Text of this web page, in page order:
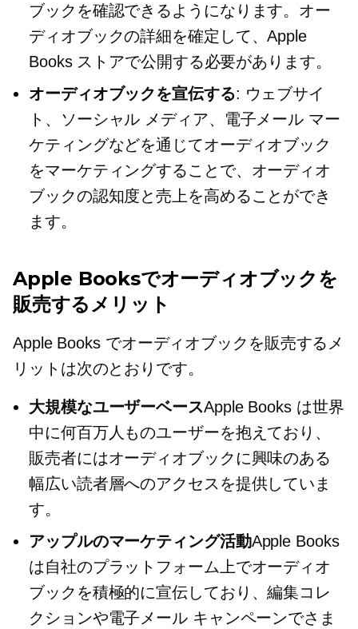
ブックを確認できるようになります。オー
ディオブックの詳細を確定して、Apple
Books ストアで公開する必要があります。
オーディオブックを宣伝する: ウェブサイ
ト、ソーシャル メディア、電子メール マー
ケティングなどを通じてオーディオブック
をマーケティングすることで、オーディオ
ブックの認知度と売上を高めることができ
ます。
Apple Booksでオーディオブックを
販売するメリット
Apple Books でオーディオブックを販売するメ
リットは次のとおりです。
大規模なユーザーベースApple Books は世界
中に何百万人ものユーザーを抱えており、
販売者にはオーディオブックに興味のある
幅広い読者層へのアクセスを提供していま
す。
アップルのマーケティング活動Apple Books
は自社のプラットフォーム上でオーディオ
ブックを積極的に宣伝しており、編集コレ
クションや電子メール キャンペーンでさま